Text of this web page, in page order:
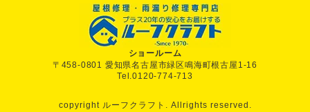
ショールーム
〒458-0801 愛知県名古屋市緑区鳴海町根古屋1-16
Tel.0120-774-713
copyright ルーフクラフト. Allrights reserved.